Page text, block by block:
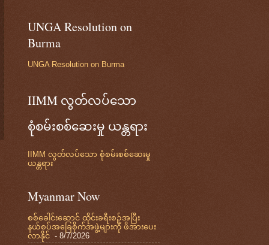
UNGA Resolution on
Burma
UNGA Resolution on Burma
IIMM လွတ်လပ်သော
စုံစမ်းစစ်ဆေးမှု ယန္တရား
IIMM လွတ်လပ်သော စုံစမ်းစစ်ဆေးမှု
ယန္တရား
Myanmar Now
စစ်ခေါင်းဆောင် ထိုင်းခရီးစဉ်အပြီး
နယ်စပ်အခြေစိုက်အဖွဲ့များကို ဖိအားပေး
လာနိုင် - 8/7/2026